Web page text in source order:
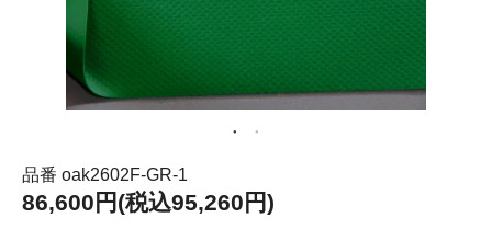
品番 oak2602F-GR-1
86,600円(税込95,260円)